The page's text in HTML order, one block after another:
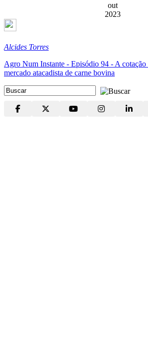
out
2023
Alcides Torres
Agro Num Instante - Episódio 94 - A cotação
mercado atacadista de carne bovina